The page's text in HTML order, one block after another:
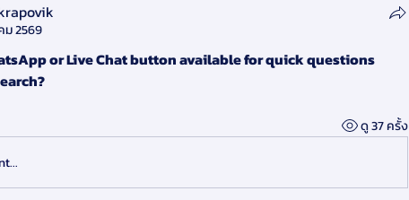
2569
or Live Chat button available for quick questions
ดู 37 ครั้ง